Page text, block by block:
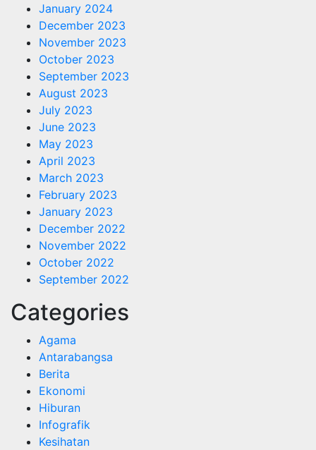
January 2024
December 2023
November 2023
October 2023
September 2023
August 2023
July 2023
June 2023
May 2023
April 2023
March 2023
February 2023
January 2023
December 2022
November 2022
October 2022
September 2022
Categories
Agama
Antarabangsa
Berita
Ekonomi
Hiburan
Infografik
Kesihatan